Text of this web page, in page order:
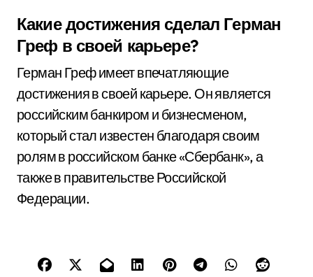
Какие достижения сделал Герман
Греф в своей карьере?
Герман Греф имеет впечатляющие
достижения в своей карьере. Он является
российским банкиром и бизнесменом,
который стал известен благодаря своим
ролям в российском банке «Сбербанк», а
также в правительстве Российской
Федерации.